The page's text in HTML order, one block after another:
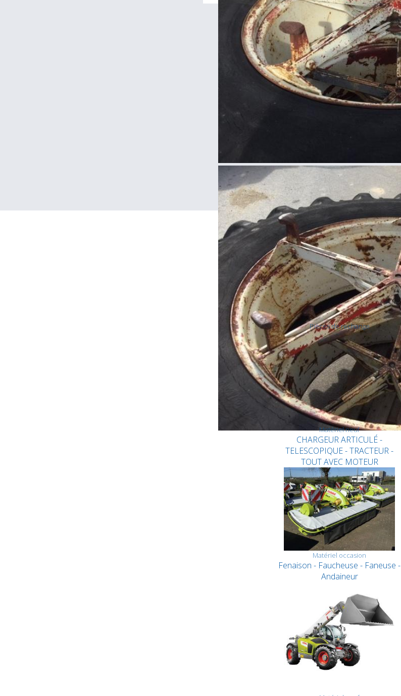
Pièces de rechange
Pièces diverses
Matériel neuf
CHARGEUR ARTICULÉ -
TELESCOPIQUE - TRACTEUR -
TOUT AVEC MOTEUR
Matériel occasion
Fenaison - Faucheuse - Faneuse -
Andaineur